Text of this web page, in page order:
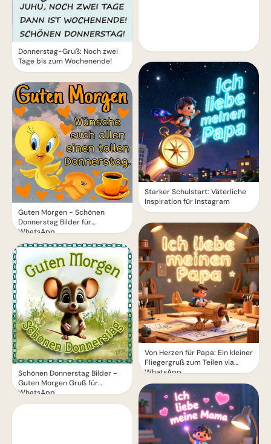
Donnerstag-Gruß: Noch zwei
Tage bis zum Wochenende!
Guten Morgen - Schönen
Donnerstag Bilder für
WhatsApp
Schönen Donnerstag Bilder -
Guten Morgen Gruß für
WhatsApp
Starker Schulstart: Väterliche
Inspiration für Instagram
Von Herzen für Papa: Ein kleiner
Fliegergruß zum Teilen via
WhatsApp